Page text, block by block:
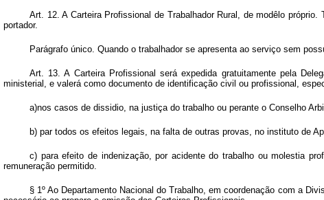
Art. 12. A Carteira Profissional de Trabalhador Rural, de modêlo
portador.
Parágrafo único. Quando o trabalhador se apresenta ao serviço sem
Art. 13. A Carteira Profissional será expedida gratuitamente pela
ministerial, e valerá como documento de identificação civil ou profissional,
a)nos casos de dissidio, na justiça do trabalho ou perante o Conselho
b) par todos os efeitos legais, na falta de outras provas, no instituto de
c) para efeito de indenização, por acidente do trabalho ou molestia
remuneração permitido.
§ 1º Ao Departamento Nacional do Trabalho, em coordenação com a